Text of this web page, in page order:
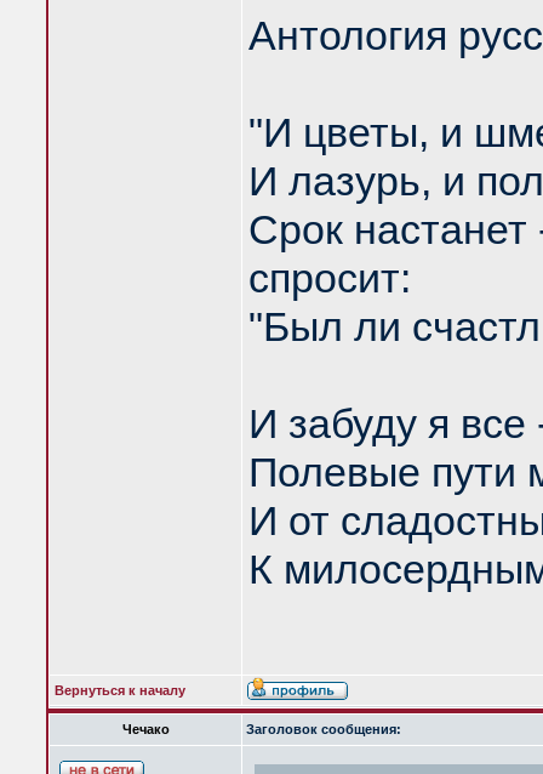
Антология
"И цветы, и
И лазурь, и
Срок настанет
спросит:
"Был ли
И забуду я все
Полевые пути
И от
К
Вернуться к началу
Чечако Заголовок сообщения: